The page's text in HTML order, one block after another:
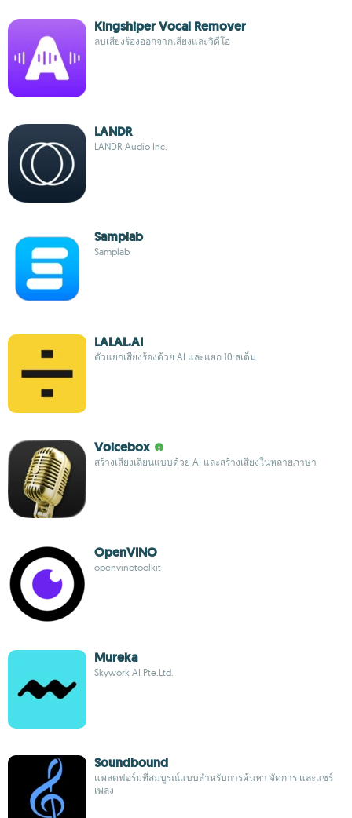
Kingshiper Vocal Remover
ลบเสียงร้องออกจากเสียงและวิดีโอ
LANDR
LANDR Audio Inc.
Samplab
Samplab
LALAL.AI
ตัวแยกเสียงร้องด้วย AI และแยก 10 สเต็ม
Voicebox
สร้างเสียงเลียนแบบด้วย AI และสร้างเสียงในหลายภาษา
OpenVINO
openvinotoolkit
Mureka
Skywork AI Pte.Ltd.
Soundbound
แพลตฟอร์มที่สมบูรณ์แบบสำหรับการค้นหา จัดการ และแชร์
เพลง